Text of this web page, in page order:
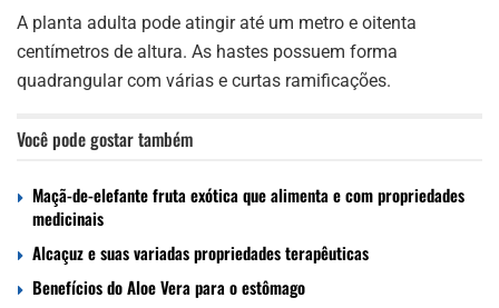
A planta adulta pode atingir até um metro e oitenta
centímetros de altura. As hastes possuem forma
quadrangular com várias e curtas ramificações.
Você pode gostar também
Maçã-de-elefante fruta exótica que alimenta e com propriedades
medicinais
Alcaçuz e suas variadas propriedades terapêuticas
Benefícios do Aloe Vera para o estômago